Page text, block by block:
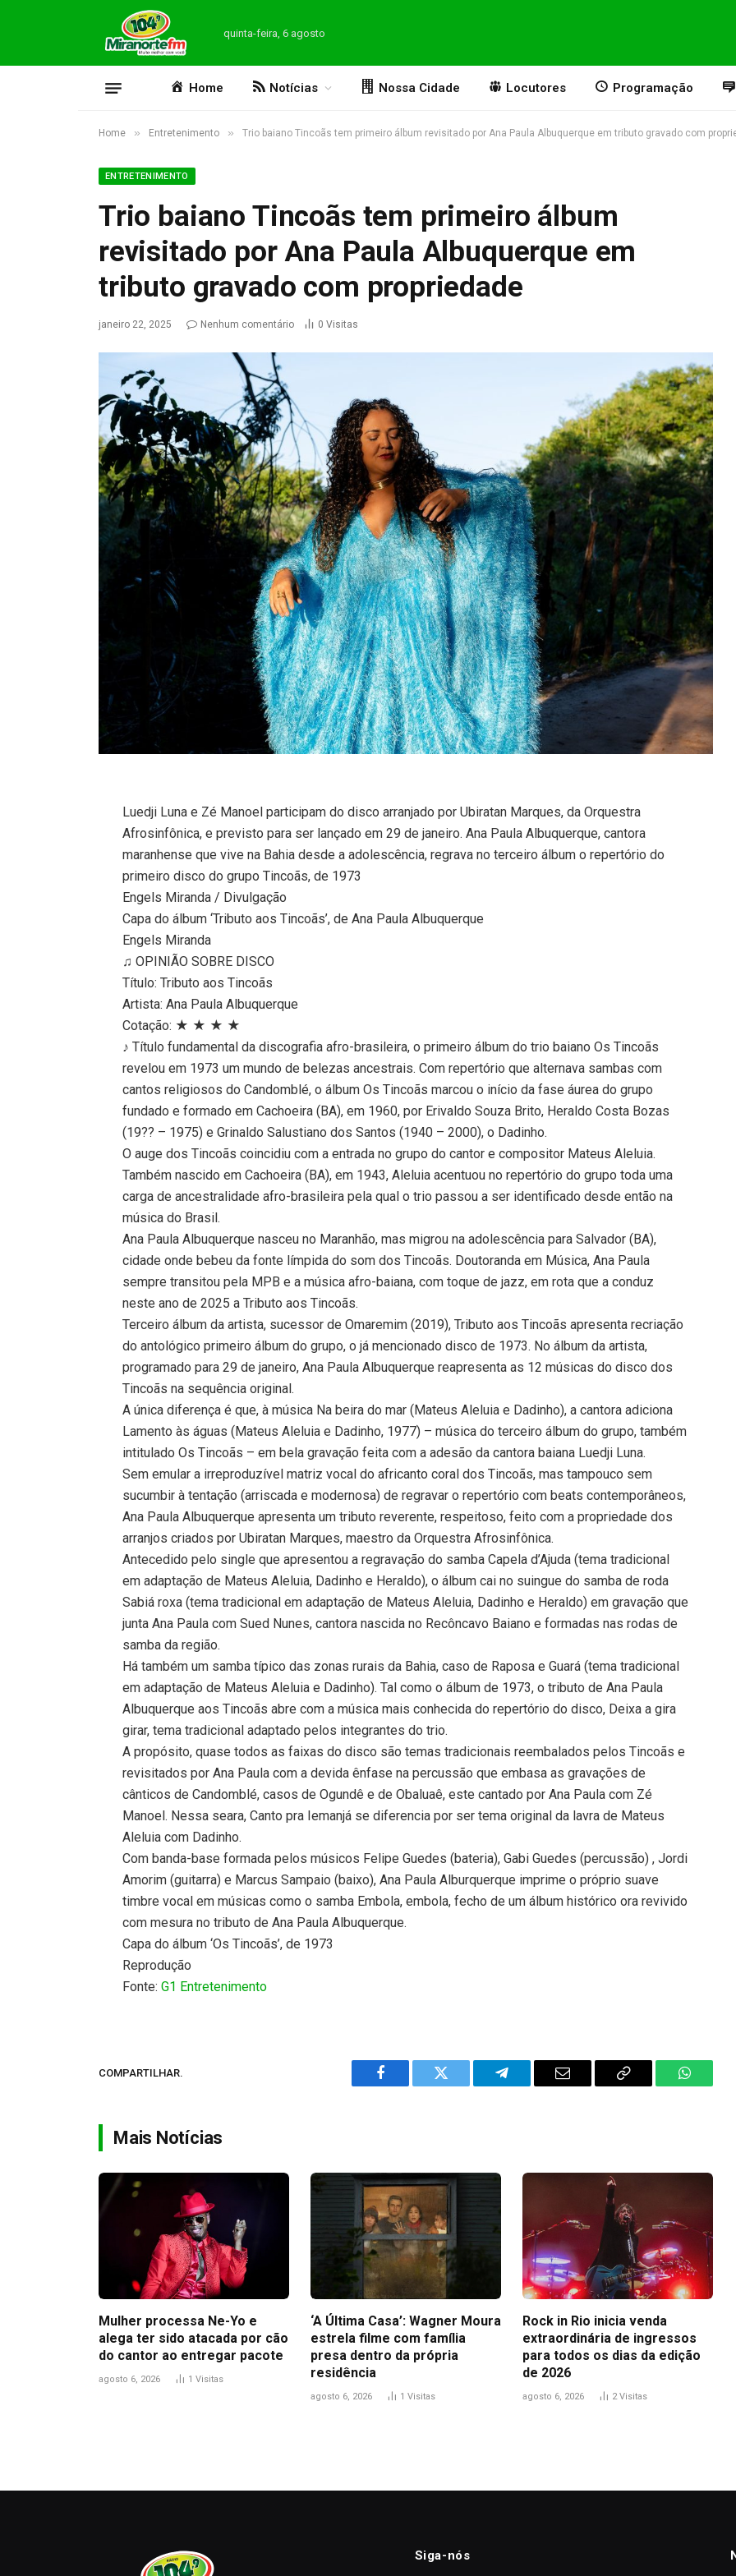
quinta-feira, 6 agosto
Home Notícias Nossa Cidade Locutores Programação
Home » Entretenimento » Trio baiano Tincoãs tem primeiro álbum revisitado por Ana Paula Albuquerque em tributo gravado com
ENTRETENIMENTO
Trio baiano Tincoãs tem primeiro álbum
revisitado por Ana Paula Albuquerque em
tributo gravado com propriedade
janeiro 22, 2025 Nenhum comentário 0 Visitas
Luedji Luna e Zé Manoel participam do disco arranjado por Ubiratan Marques, da Orquestra
Afrosinfônica, e previsto para ser lançado em 29 de janeiro. Ana Paula Albuquerque, cantora
maranhense que vive na Bahia desde a adolescência, regrava no terceiro álbum o repertório do
primeiro disco do grupo Tincoãs, de 1973
Engels Miranda / Divulgação
Capa do álbum ‘Tributo aos Tincoãs’, de Ana Paula Albuquerque
Engels Miranda
♫ OPINIÃO SOBRE DISCO
Título: Tributo aos Tincoãs
Artista: Ana Paula Albuquerque
Cotação: ★ ★ ★ ★
♪ Título fundamental da discografia afro-brasileira, o primeiro álbum do trio baiano Os Tincoãs
revelou em 1973 um mundo de belezas ancestrais. Com repertório que alternava sambas com
cantos religiosos do Candomblé, o álbum Os Tincoãs marcou o início da fase áurea do grupo
fundado e formado em Cachoeira (BA), em 1960, por Erivaldo Souza Brito, Heraldo Costa Bozas
(19?? – 1975) e Grinaldo Salustiano dos Santos (1940 – 2000), o Dadinho.
O auge dos Tincoãs coincidiu com a entrada no grupo do cantor e compositor Mateus Aleluia.
Também nascido em Cachoeira (BA), em 1943, Aleluia acentuou no repertório do grupo toda uma
carga de ancestralidade afro-brasileira pela qual o trio passou a ser identificado desde então na
música do Brasil.
Ana Paula Albuquerque nasceu no Maranhão, mas migrou na adolescência para Salvador (BA),
cidade onde bebeu da fonte límpida do som dos Tincoãs. Doutoranda em Música, Ana Paula
sempre transitou pela MPB e a música afro-baiana, com toque de jazz, em rota que a conduz
neste ano de 2025 a Tributo aos Tincoãs.
Terceiro álbum da artista, sucessor de Omaremim (2019), Tributo aos Tincoãs apresenta recriação
do antológico primeiro álbum do grupo, o já mencionado disco de 1973. No álbum da artista,
programado para 29 de janeiro, Ana Paula Albuquerque reapresenta as 12 músicas do disco dos
Tincoãs na sequência original.
A única diferença é que, à música Na beira do mar (Mateus Aleluia e Dadinho), a cantora adiciona
Lamento às águas (Mateus Aleluia e Dadinho, 1977) – música do terceiro álbum do grupo, também
intitulado Os Tincoãs – em bela gravação feita com a adesão da cantora baiana Luedji Luna.
Sem emular a irreproduzível matriz vocal do africanto coral dos Tincoãs, mas tampouco sem
sucumbir à tentação (arriscada e modernosa) de regravar o repertório com beats contemporâneos,
Ana Paula Albuquerque apresenta um tributo reverente, respeitoso, feito com a propriedade dos
arranjos criados por Ubiratan Marques, maestro da Orquestra Afrosinfônica.
Antecedido pelo single que apresentou a regravação do samba Capela d’Ajuda (tema tradicional
em adaptação de Mateus Aleluia, Dadinho e Heraldo), o álbum cai no suingue do samba de roda
Sabiá roxa (tema tradicional em adaptação de Mateus Aleluia, Dadinho e Heraldo) em gravação que
junta Ana Paula com Sued Nunes, cantora nascida no Recôncavo Baiano e formadas nas rodas de
samba da região.
Há também um samba típico das zonas rurais da Bahia, caso de Raposa e Guará (tema tradicional
em adaptação de Mateus Aleluia e Dadinho). Tal como o álbum de 1973, o tributo de Ana Paula
Albuquerque aos Tincoãs abre com a música mais conhecida do repertório do disco, Deixa a gira
girar, tema tradicional adaptado pelos integrantes do trio.
A propósito, quase todos as faixas do disco são temas tradicionais reembalados pelos Tincoãs e
revisitados por Ana Paula com a devida ênfase na percussão que embasa as gravações de
cânticos de Candomblé, casos de Ogundê e de Obaluaê, este cantado por Ana Paula com Zé
Manoel. Nessa seara, Canto pra Iemanjá se diferencia por ser tema original da lavra de Mateus
Aleluia com Dadinho.
Com banda-base formada pelos músicos Felipe Guedes (bateria), Gabi Guedes (percussão) , Jordi
Amorim (guitarra) e Marcus Sampaio (baixo), Ana Paula Alburquerque imprime o próprio suave
timbre vocal em músicas como o samba Embola, embola, fecho de um álbum histórico ora revivido
com mesura no tributo de Ana Paula Albuquerque.
Capa do álbum ‘Os Tincoãs’, de 1973
Reprodução
Fonte:G1 Entretenimento
COMPARTILHAR.
Facebook Twitter Telegram Email
Copy
Mais Notícias
Mulher processa Ne-Yo e
alega ter sido atacada por cão
do cantor ao entregar pacote
agosto 6, 2026 1 Visitas
‘A Última Casa’: Wagner Moura
estrela filme com família
presa dentro da própria
residência
agosto 6, 2026 1 Visitas
Rock in Rio inicia venda
extraordinária de ingressos
para todos os dias da edição
de 2026
agosto 6, 2026 2Visitas
Siga-nós